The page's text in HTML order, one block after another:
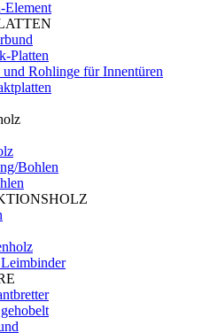
Element
Platten
und Rohlinge für Innentüren
Bohlen